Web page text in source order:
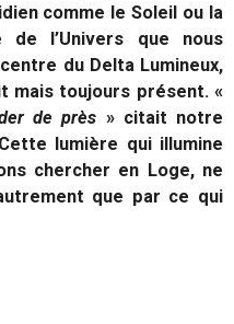
comme le Soleil ou la
de l’Univers que nous
du Delta Lumineux,
mais toujours présent. «
de près » citait notre
lumière qui illumine
chercher en Loge, ne
que par ce qui